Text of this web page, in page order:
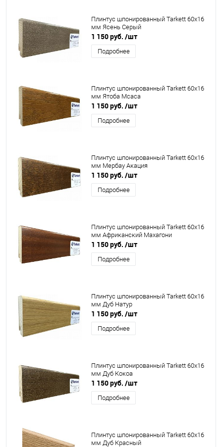
Плинтус шпонированный Tarkett 60x16
мм Ясень Серый
1 150 руб. /шт
Подробнее
Плинтус шпонированный Tarkett 60x16
мм Ятоба Мсаса
1 150 руб. /шт
Подробнее
Плинтус шпонированный Tarkett 60x16
мм Мербау Акация
1 150 руб. /шт
Подробнее
Плинтус шпонированный Tarkett 60x16
мм Африканский Махагони
1 150 руб. /шт
Подробнее
Плинтус шпонированный Tarkett 60x16
мм Дуб Натур
1 150 руб. /шт
Подробнее
Плинтус шпонированный Tarkett 60x16
мм Дуб Кокоа
1 150 руб. /шт
Подробнее
Плинтус шпонированный Tarkett 60x16
мм Дуб Красный